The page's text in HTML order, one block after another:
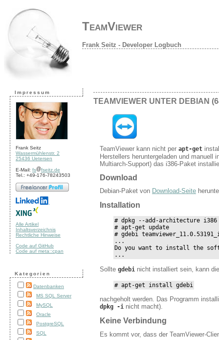
TeamViewer
Frank Seitz - Developer Logbuch
Impressum
Frank Seitz
Wassermühlenstr. 2
25436 Uetersen
E-Mail: fs
fseitz.de
Tel.: +49-176-78243503
Alle Artikel
Inhaltsverzeichnis
Rechtliche Hinweise
Code auf GitHub
Code auf meta::cpan
Kategorien
Datenbanken
MS SQL Server
MySQL
Oracle
PostgreSQL
SQL
TEAMVIEWER UNTER DEBIAN
TeamViewer kann nicht per apt-get
Herstellers heruntergeladen und manuell
Multiarch-Support) das i386-Paket
Download
Debian-Paket von Download-Seite
Installation
# dpkg --add-architecture i386
# apt-get update
# gdebi
...
Do you want to install the
...
Sollte gdebi nicht installiert sein, kann
# apt-get install gdebi
nachgeholt werden. Das Programm
dpkg -i nicht macht).
Keine Verbindung
Es kommt vor, dass der TeamViewer-